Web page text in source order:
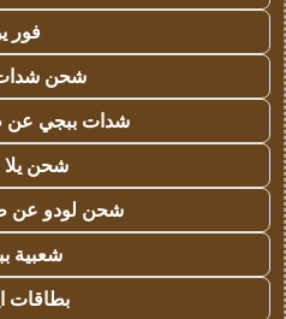
فور
شحن
شدات ببجي عن
شحن يلا
شحن لودو عن
شعبية
بطاقات